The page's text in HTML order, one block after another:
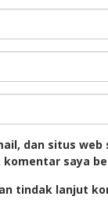
dan situs web
saya
tindak lanjut